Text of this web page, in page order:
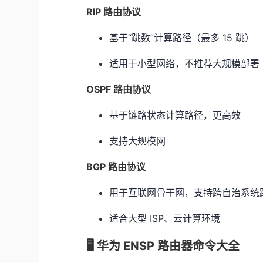
RIP 路由协议
基于“跳数”计算路径（最多 15 跳）
适用于小型网络，不推荐大规模部署
OSPF 路由协议
基于链路状态计算路径，更高效
支持大规模网
BGP 路由协议
用于互联网骨干网，支持跨自治系统
适合大型 ISP、云计算环境
🖥 华为 ENSP 路由器命令大全